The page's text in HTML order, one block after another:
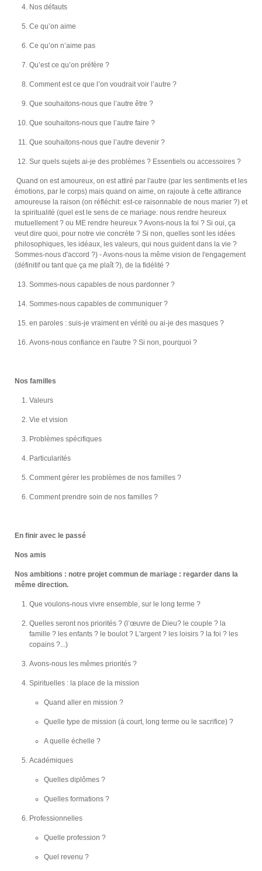
Nos défauts
Ce qu’on aime
Ce qu’on n’aime pas
Qu’est ce qu’on préfère ?
Comment est ce que l’on voudrait voir l’autre ?
Que souhaitons-nous que l’autre être ?
Que souhaitons-nous que l’autre faire ?
Que souhaitons-nous que l’autre devenir ?
Sur quels sujets ai-je des problèmes ? Essentiels ou accessoires ?
Quand on est amoureux, on est attiré par l'autre (par les sentiments et les
émotions, par le corps) mais quand on aime, on rajoute à cette attirance
amoureuse la raison (on réfléchit: est-ce raisonnable de nous marier ?) et
la spiritualité (quel est le sens de ce mariage: nous rendre heureux
mutuellement ? ou ME rendre heureux ? Avons-nous la foi ? Si oui, ça
veut dire quoi, pour notre vie concrète ? Si non, quelles sont les idées
philosophiques, les idéaux, les valeurs, qui nous guident dans la vie ?
Sommes-nous d'accord ?) - Avons-nous la même vision de l'engagement
(définitif ou tant que ça me plaît ?), de la fidélité ?
Sommes-nous capables de nous pardonner ?
Sommes-nous capables de communiquer ?
en paroles : suis-je vraiment en vérité ou ai-je des masques ?
Avons-nous confiance en l'autre ? Si non, pourquoi ?
Nos familles
Valeurs
Vie et vision
Problèmes spécifiques
Particularités
Comment gérer les problèmes de nos familles ?
Comment prendre soin de nos familles ?
En finir avec le passé
Nos amis
Nos ambitions : notre projet commun de mariage : regarder dans la
même direction.
Que voulons-nous vivre ensemble, sur le long terme ?
Quelles seront nos priorités ? (l’œuvre de Dieu? le couple ? la
famille ? les enfants ? le boulot ? L'argent ? les loisirs ? la foi ? les
copains ?...)
Avons-nous les mêmes priorités ?
Spirituelles : la place de la mission
Quand aller en mission ?
Quelle type de mission (à court, long terme ou le sacrifice) ?
A quelle échelle ?
Académiques
Quelles diplômes ?
Quelles formations ?
Professionnelles
Quelle profession ?
Quel revenu ?